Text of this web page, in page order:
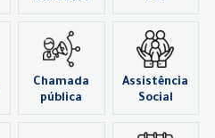
Chamada
pública
Assistência
Social